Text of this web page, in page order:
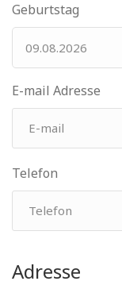
Geburtstag
E-mail Adresse
Telefon
Adresse